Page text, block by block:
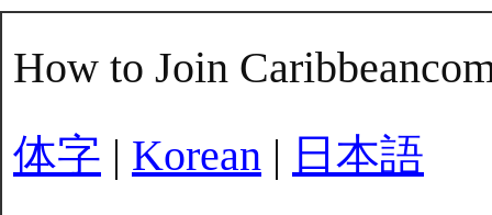
How to Join
体字 | Korean | 日本語